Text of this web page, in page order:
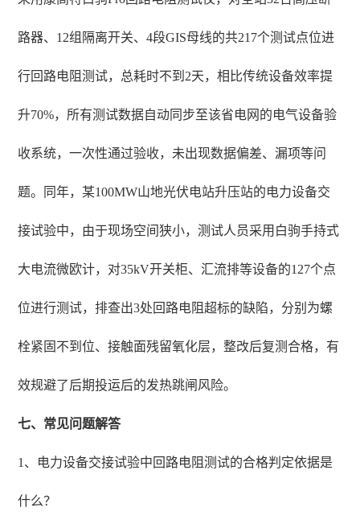
路器、12组隔离开关、4段GIS母线的共217个测试点位进
行回路电阻测试，总耗时不到2天，相比传统设备效率提
升70%，所有测试数据自动同步至该省电网的电气设备验
收系统，一次性通过验收，未出现数据偏差、漏项等问
题。同年，某100MW山地光伏电站升压站的电力设备交
接试验中，由于现场空间狭小，测试人员采用白驹手持式
大电流微欧计，对35kV开关柜、汇流排等设备的127个点
位进行测试，排查出3处回路电阻超标的缺陷，分别为螺
栓紧固不到位、接触面残留氧化层，整改后复测合格，有
效规避了后期投运后的发热跳闸风险。
七、常见问题解答
1、电力设备交接试验中回路电阻测试的合格判定依据是
什么？